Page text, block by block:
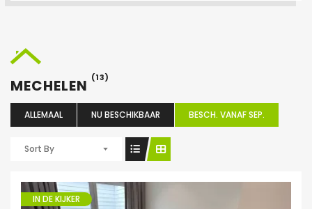
MECHELEN (13)
ALLEMAAL NU BESCHIKBAAR BESCH. VANAF SEP.
Sort By
IN DE KIJKER